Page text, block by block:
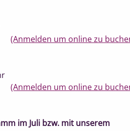
(Anmelden um online zu
(Anmelden um online zu
im Juli bzw. mit unserem